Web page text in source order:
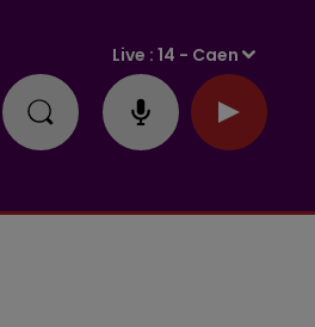
Live :14 - Caen